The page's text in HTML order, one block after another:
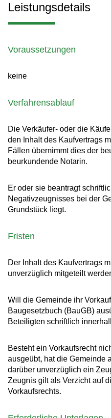
Leistungsdetails
Voraussetzungen
keine
Verfahrensablauf
Die Verkäufer- oder die
den Inhalt des Kaufvertrags
Fällen übernimmt dies der
beurkundende Notarin.
Er oder sie beantragt
Negativzeugnisses bei der
Grundstück liegt.
Fristen
Der Inhalt des Kaufvertrags
unverzüglich mitgeteilt
Will die Gemeinde ihr
Baugesetzbuch (BauGB)
Beteiligten schriftlich
Besteht ein Vorkaufsrecht
ausgeübt, hat die Gemeinde
darüber unverzüglich ein
Zeugnis gilt als Verzicht auf
Vorkaufsrechts.